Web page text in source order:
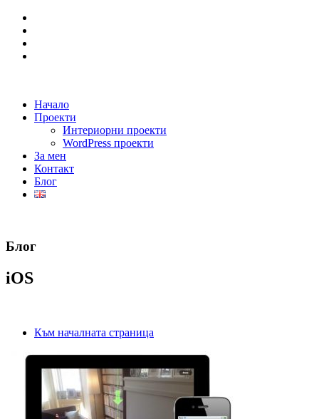
Начало
Проекти
Интериорни проекти
WordPress проекти
За мен
Контакт
Блог
Блог
iOS
Към началната страница